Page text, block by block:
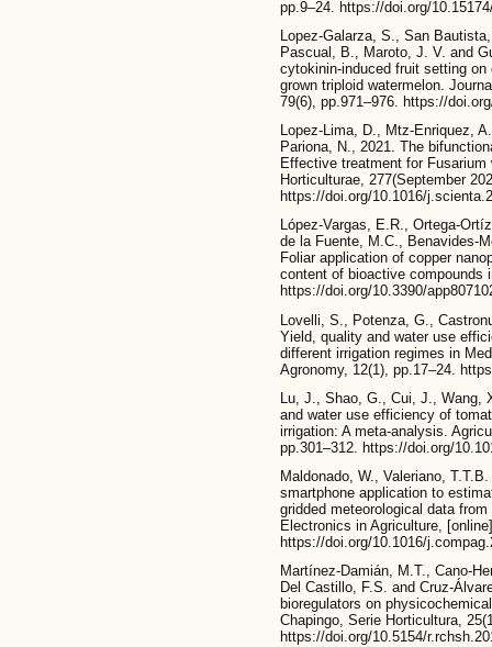
pp.9–24. https://doi.org/
Lopez-Galarza, S., San
Pascual, B., Maroto, J. V. and
cytokinin-induced fruit setting
grown triploid watermelon.
79(6), pp.971–976. https://
Lopez-Lima, D., Mtz-Enriquez,
Pariona, N., 2021. The
Effective treatment for
Horticulturae, 277(September
https://doi.org/10.1016/
López-Vargas, E.R., Ortega-
de la Fuente, M.C., Benavides-
Foliar application of copper
content of bioactive compounds
https://doi.org/10.3390/
Lovelli, S., Potenza, G.,
Yield, quality and water use
different irrigation regimes in
Agronomy, 12(1), pp.17–24.
Lu, J., Shao, G., Cui, J.,
and water use efficiency of
irrigation: A meta-analysis.
pp.301–312. https://doi.org/
Maldonado, W., Valeriano,
smartphone application to
gridded meteorological data
Electronics in Agriculture,
https://doi.org/10.1016/
Martínez-Damián, M.T., Cano-
Del Castillo, F.S. and Cruz-
bioregulators on
Chapingo, Serie Horticultura,
https://doi.org/10.5154/